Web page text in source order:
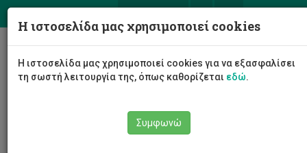
Σχολή Διοίκησης και Οικονομίας
Τμήμα Χρηματοοικονομικής, Λογιστικής και
Η ιστοσελίδα μας χρησιμοποιεί cookies
Η ιστοσελίδα μας χρησιμοποιεί cookies για να εξασφαλίσει
τη σωστή λειτουργία της, όπως καθορίζεται εδώ.
Συμφωνώ